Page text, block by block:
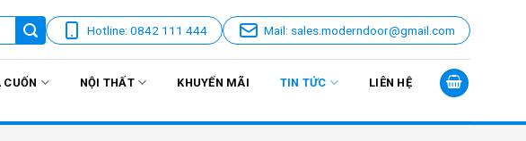
Hotline: 0842 111 444 Mail: sales.moderndoor@gmail.com
CUỐN NỘI THẤT KHUYẾN MÃI TIN TỨC LIÊN HỆ